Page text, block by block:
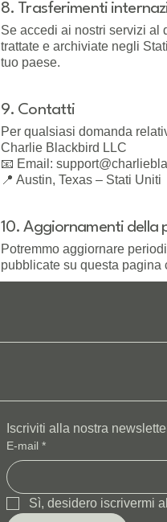
8. Trasferimenti
Se accedi ai nostri servizi al
trattate e archiviate negli
tuo paese.
9. Contatti
Per qualsiasi domanda
Charlie Blackbird LLC
📧 Email:
📍 Austin, Texas – Stati Uniti
10. Aggiornamenti della
Potremmo aggiornare
pubblicate su questa pagina
Iscriviti alla nostra
E-mail *
Sì, desidero iscrivermi